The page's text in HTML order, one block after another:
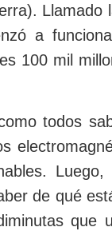
Llamado
a
100 mil
todos
de qué